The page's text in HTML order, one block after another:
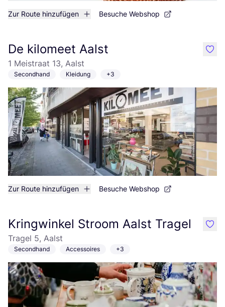
Zur Route hinzufügen Besuche Webshop
De kilomeet Aalst
1 Meistraat 13, Aalst
Secondhand Kleidung +3
Zur Route hinzufügen Besuche Webshop
like
Kringwinkel Stroom Aalst Tragel
Tragel 5, Aalst
Secondhand Accessoires +3
like